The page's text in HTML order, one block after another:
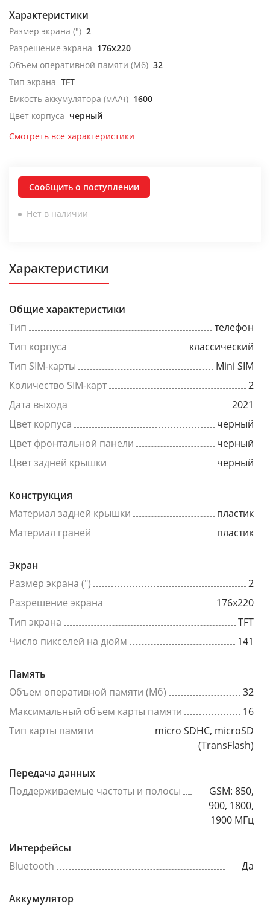
Характеристики
Размер экрана (") 2
Разрешение экрана 176x220
Объем оперативной памяти (Мб) 32
Тип экрана TFT
Емкость аккумулятора (мА/ч) 1600
Цвет корпуса черный
Смотреть все характеристики
Сообщить о поступлении
Нет в наличии
Характеристики
Общие характеристики
Тип
телефон
Тип корпуса
классический
Тип SIM-карты
Mini SIM
Количество SIM-карт
2
Дата выхода
2021
Цвет корпуса
черный
Цвет фронтальной панели
черный
Цвет задней крышки
черный
Конструкция
Материал задней крышки
пластик
Материал граней
пластик
Экран
Размер экрана (")
2
Разрешение экрана
176x220
Тип экрана
TFT
Число пикселей на дюйм
141
Память
Объем оперативной памяти (Мб)
32
Максимальный объем карты памяти
16
Тип карты памяти
micro SDHC, microSD
(TransFlash)
Передача данных
Поддерживаемые частоты и полосы
GSM: 850,
900, 1800,
1900 МГц
Интерфейсы
Bluetooth
Да
Аккумулятор